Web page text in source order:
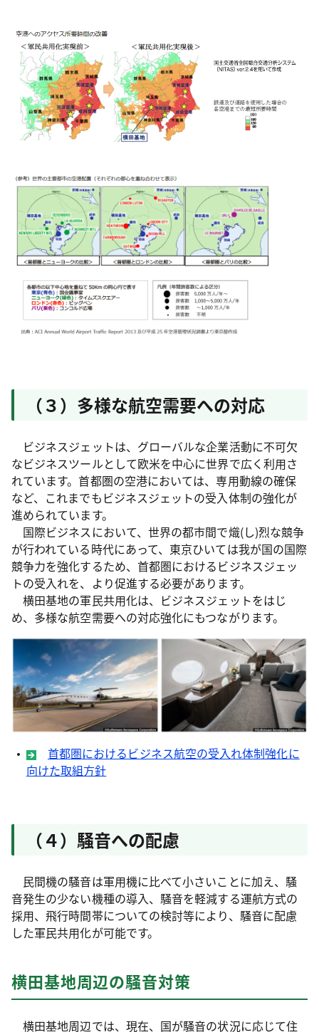
（３）多様な航空需要への対応
ビジネスジェットは、グローバルな企業活動に不可欠
なビジネスツールとして欧米を中心に世界で広く利用さ
れています。首都圏の空港においては、専用動線の確保
など、これまでもビジネスジェットの受入体制の強化が
進められています。
国際ビジネスにおいて、世界の都市間で熾(し)烈な競争
が行われている時代にあって、東京ひいては我が国の国際
競争力を強化するため、首都圏におけるビジネスジェッ
トの受入れを、より促進する必要があります。
横田基地の軍民共用化は、ビジネスジェットをはじ
め、多様な航空需要への対応強化にもつながります。
首都圏におけるビジネス航空の受入れ体制強化に
向けた取組方針
（４）騒音への配慮
民間機の騒音は軍用機に比べて小さいことに加え、騒
音発生の少ない機種の導入、騒音を軽減する運航方式の
採用、飛行時間帯についての検討等により、騒音に配慮
した軍民共用化が可能です。
横田基地周辺の騒音対策
横田基地周辺では、現在、国が騒音の状況に応じて住